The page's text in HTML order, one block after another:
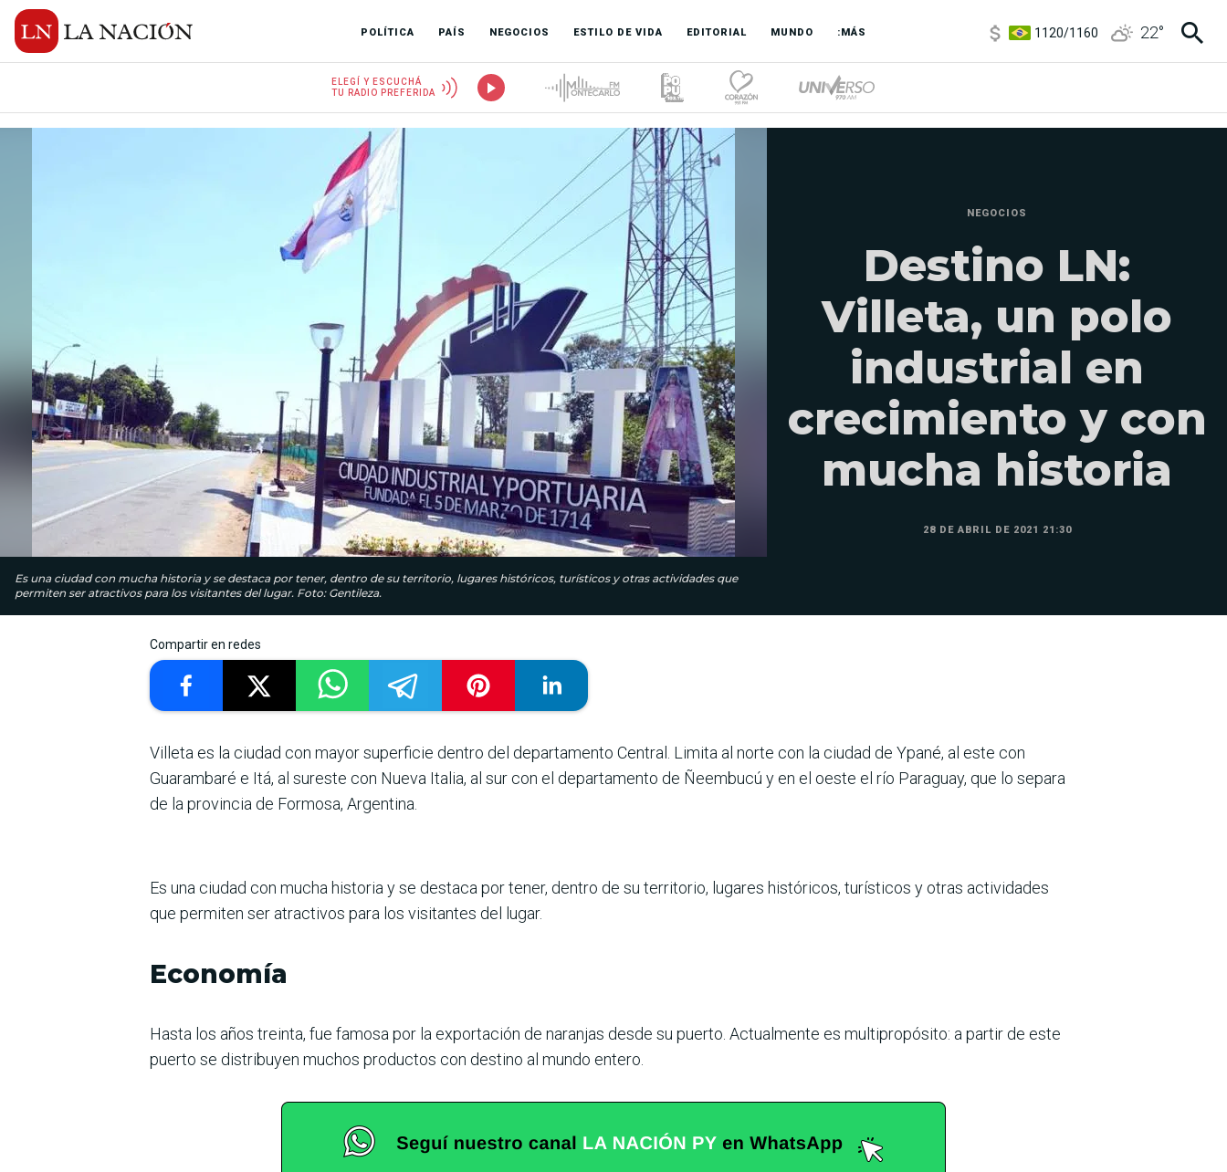
POLÍTICA PAÍS NEGOCIOS ESTILO DE VIDA EDITORIAL MUNDO :MÁS
3,6/3,9
22°
ELEGÍ Y ESCUCHÁ
TU RADIO PREFERIDA
Es una ciudad con mucha historia y se destaca por tener, dentro de su territorio, lugares históricos, turísticos y otras actividades que
permiten ser atractivos para los visitantes del lugar. Foto: Gentileza.
NEGOCIOS
Destino LN:
Villeta, un polo
industrial en
crecimiento y con
mucha historia
28 DE ABRIL DE 2021 21:30
Compartir en redes
Villeta es la ciudad con mayor superficie dentro del departamento Central. Limita al norte con la ciudad de Ypané, al este con
Guarambaré e Itá, al sureste con Nueva Italia, al sur con el departamento de Ñeembucú y en el oeste el río Paraguay, que lo separa
de la provincia de Formosa, Argentina.
Es una ciudad con mucha historia y se destaca por tener, dentro de su territorio, lugares históricos, turísticos y otras actividades
que permiten ser atractivos para los visitantes del lugar.
Economía
Hasta los años treinta, fue famosa por la exportación de naranjas desde su puerto. Actualmente es multipropósito: a partir de este
puerto se distribuyen muchos productos con destino al mundo entero.